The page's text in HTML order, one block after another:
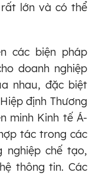
lớn và có thể
các biện pháp
doanh nghiệp
nhau, đặc biệt
định Thương
minh Kinh tế Á-
tác trong các
nghiệp chế tạo,
thông tin. Các